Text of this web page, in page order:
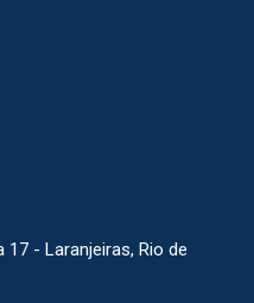
17 - Laranjeiras, Rio de